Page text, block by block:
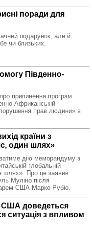
поради для
подарунок, але й
чи близьких.
Південно-
припинення програм
Африканській
порушення прав людини» в
країни з
один шлях»
дію меморандуму з
глобальній
шлях». Про це заявив
Муліно після
США Марко Рубіо.
США доведеться
ситуація з впливом